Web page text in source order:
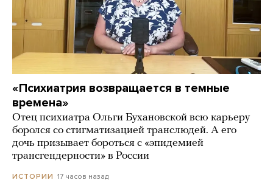
«Психиатрия возвращается в темные
времена»
Отец психиатра Ольги Бухановской всю карьеру
боролся со стигматизацией транслюдей. А его
дочь призывает бороться с «эпидемией
трансгендерности» в России
ИСТОРИИ 17 часов назад